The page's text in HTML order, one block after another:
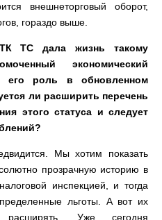
внешнеторговый оборот,
гораздо выше.
ТС дала жизнь такому
экономический
его роль в обновленном
ли расширить перечень
этого статуса и следует
Мы хотим показать
прозрачную историю в
инспекцией, и тогда
льготы. А вот их
Уже сегодня